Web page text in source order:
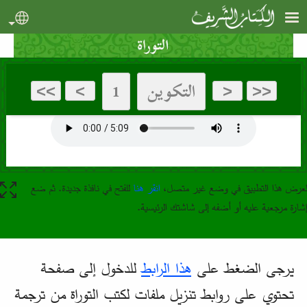
تجاوز إلى المحتوى الرئيسي
لعرض هذا التطبيق في وضع غير متصل،انقر هناللفتح في نافذة جديدة. ثم ضع
إشارة مرجعية عليه أو أضفه إلى شاشتك الرئيسية.
يرجى الضغط على هذا الرابطللدخول إلى صفحة
تحتوي على روابط تنزيل ملفات لكتب التوراة من ترجمة